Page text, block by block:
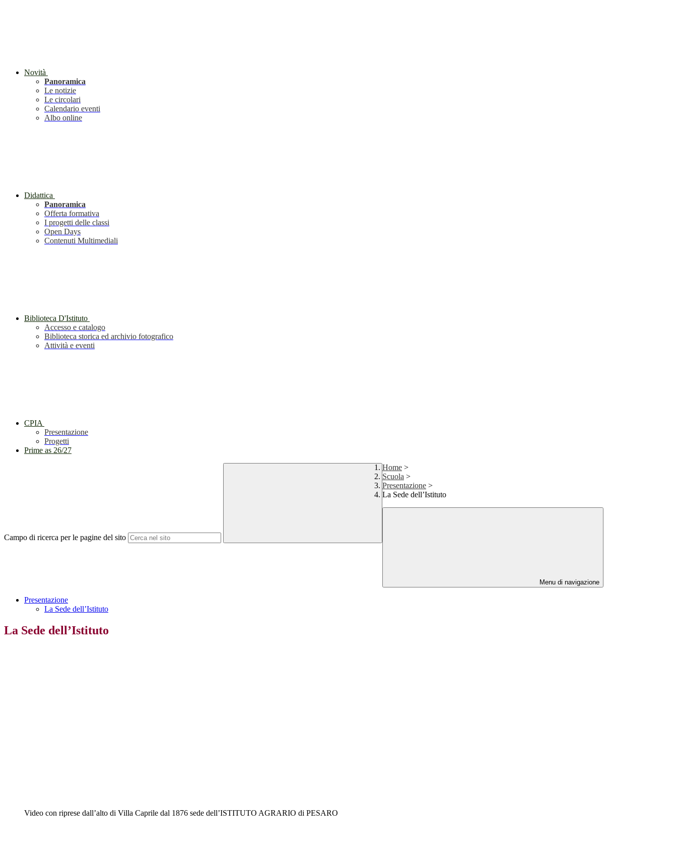
Novità
Panoramica
Le notizie
Le circolari
Calendario eventi
Albo online
Didattica
Panoramica
Offerta formativa
I progetti delle classi
Open Days
Contenuti Multimediali
Biblioteca D'Istituto
Accesso e catalogo
Biblioteca storica ed archivio fotografico
Attività e eventi
CPIA
Presentazione
Progetti
Prime as 26/27
Campo di ricerca per le pagine del sito
Home >
Scuola >
Presentazione >
La Sede dell’Istituto
Menu di navigazione
Presentazione
La Sede dell’Istituto
La Sede dell’Istituto
Video con riprese dall’alto di Villa Caprile dal 1876 sede dell’ISTITUTO AGRARIO di PESARO